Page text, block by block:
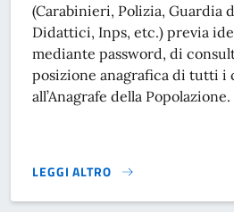
(Carabinieri, Polizia, Guardia
Didattici, Inps, etc.) previa
mediante password, di
posizione anagrafica di tutti
all’Anagrafe della Popolazione.
LEGGI ALTRO
CONSULTAZIONI ANAGRAFICHE}